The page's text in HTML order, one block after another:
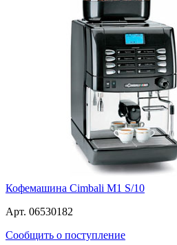
Кофемашина Cimbali M1 S/10
Арт. 06530182
Сообщить о поступление